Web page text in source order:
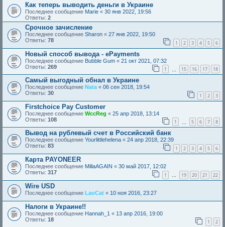
Как теперь выводить деньги в Украине
Последнее сообщение Marie « 30 янв 2022, 19:56
Ответы: 2
Срочное зачисление
Последнее сообщение Sharon « 27 янв 2022, 19:50
Ответы: 78 1 2 3 4 5 6
Новый способ вывода - ePayments
Последнее сообщение Bubble Gum « 21 окт 2021, 07:32
Ответы: 269 1 15 16 17 18
Самый выгодный обнал в Украине
Последнее сообщение Nata « 06 сен 2018, 19:54
Ответы: 30 1 2 3
Firstchoice Pay Customer
Последнее сообщение WccReg « 25 апр 2018, 13:14
Ответы: 108 1 5 6 7 8
Вывод на рублевый счет в Российский банк
Последнее сообщение Yourlittlehelena « 24 апр 2018, 22:39
Ответы: 83 1 2 3 4 5 6
Карта PAYONEER
Последнее сообщение MillaAGAIN « 30 май 2017, 12:02
Ответы: 317 1 … 19 20 21 22
Wire USD
Последнее сообщение LaoCat « 10 ноя 2016, 23:27
Налоги в Украине!!
Последнее сообщение Hannah_1 « 13 апр 2016, 19:00
Ответы: 18 1 2